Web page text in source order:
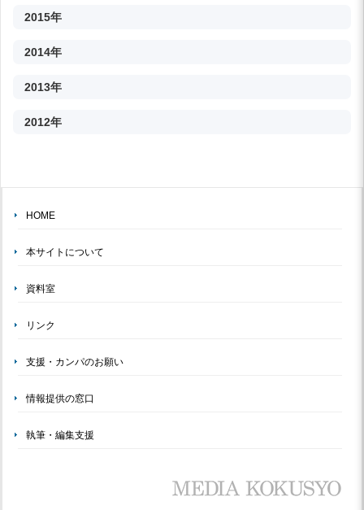
2015年
2014年
2013年
2012年
HOME
本サイトについて
資料室
リンク
支援・カンパのお願い
情報提供の窓口
執筆・編集支援